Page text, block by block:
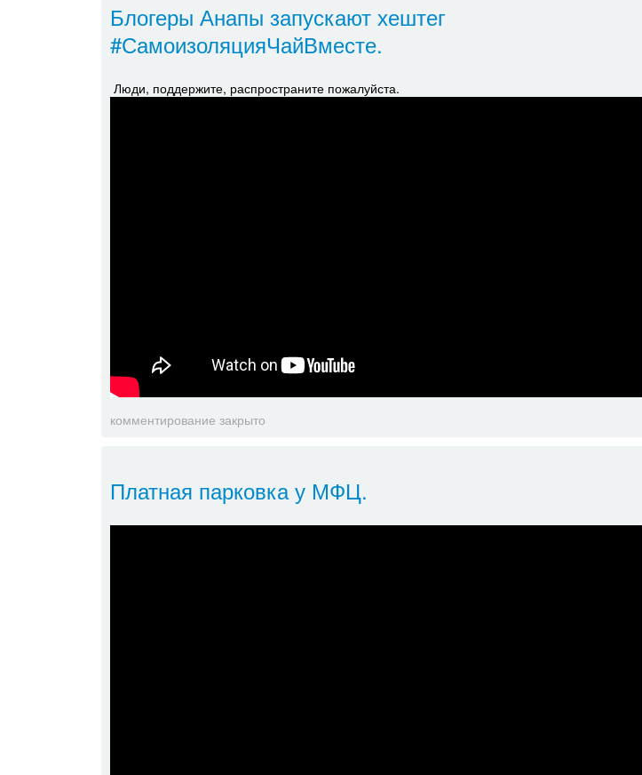
Блогеры Анапы запускают хештег
#СамоизоляцияЧайВместе.
Люди, поддержите, распространите пожалуйста.
комментирование закрыто
Платная парковка у МФЦ.